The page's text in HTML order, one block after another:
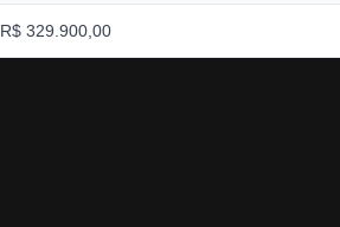
R$ 329.900,00